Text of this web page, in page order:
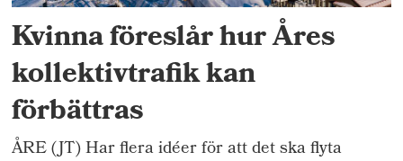
Kvinna föreslår hur Åres
kollektivtrafik kan
förbättras
ÅRE (JT) Har flera idéer för att det ska flyta